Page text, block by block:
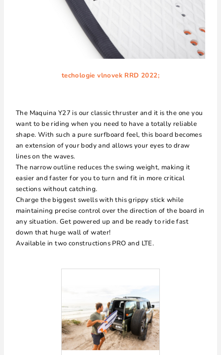
techologie vlnovek RRD 2022;
The Maquina Y27 is our classic thruster and it is the one you
want to be riding when you need to have a totally reliable
shape. With such a pure surfboard feel, this board becomes
an extension of your body and allows your eyes to draw
lines on the waves.
The narrow outline reduces the swing weight, making it
easier and faster for you to turn and fit in more critical
sections without catching.
Charge the biggest swells with this grippy stick while
maintaining precise control over the direction of the board in
any situation. Get powered up and be ready to ride fast
down that huge wall of water!
Available in two constructions PRO and LTE.